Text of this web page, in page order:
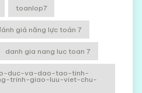
toanlop7
giá năng lực toán 7
danh gia nang luc toan 7
duc-va-dao-tao-tinh-
trinh-giao-luu-viet-chu-